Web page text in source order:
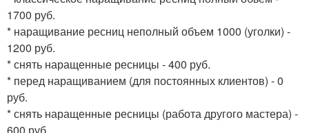
1700 руб.
* наращивание ресниц неполный объем 1000 (уголки) -
1200 руб.
* снять наращенные ресницы - 400 руб.
* перед наращиванием (для постоянных клиентов) - 0
руб.
* снять наращенные ресницы (работа другого мастера) -